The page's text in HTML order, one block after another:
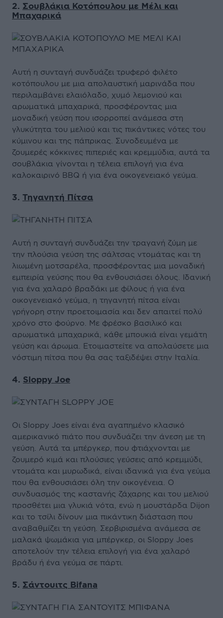
2. Σουβλάκια Κοτόπουλου με Μέλι και
Μπαχαρικά
Αυτή η συνταγή συνδυάζει τρυφερό φιλέτο
κοτόπουλου με μια απολαυστική μαρινάδα που
περιλαμβάνει ελαιόλαδο, χυμό λεμονιού και
αρωματικά μπαχαρικά, προσφέροντας μια
μοναδική γεύση που ισορροπεί ανάμεσα στη
γλυκύτητα του μελιού και τις πικάντικες νότες του
κύμινου και της πάπρικας. Συνοδευμένα με
ζουμερές κόκκινες πιπεριές και κρεμμύδια, αυτά τα
σουβλάκια γίνονται η τέλεια επιλογή για ένα
καλοκαιρινό BBQ ή για ένα οικογενειακό γεύμα.
3. Τηγανητή Πίτσα
Αυτή η συνταγή συνδυάζει την τραγανή ζύμη με
την πλούσια γεύση της σάλτσας ντομάτας και τη
λιωμένη μοτσαρέλα, προσφέροντας μια μοναδική
εμπειρία γεύσης που θα ενθουσιάσει όλους. Ιδανική
για ένα χαλαρό βραδάκι με φίλους ή για ένα
οικογενειακό γεύμα, η τηγανητή πίτσα είναι
γρήγορη στην προετοιμασία και δεν απαιτεί πολύ
χρόνο στο φούρνο. Με φρέσκο βασιλικό και
αρωματικά μπαχαρικά, κάθε μπουκιά είναι γεμάτη
γεύση και άρωμα. Ετοιμαστείτε να απολαύσετε μια
νόστιμη πίτσα που θα σας ταξιδέψει στην Ιταλία.
4. Sloppy Joe
Οι Sloppy Joes είναι ένα αγαπημένο κλασικό
αμερικανικό πιάτο που συνδυάζει την άνεση με τη
γεύση. Αυτά τα μπέργκερ, που φτιάχνονται με
ζουμερό κιμά και πλούσιες γεύσεις από κρεμμύδι,
ντομάτα και μυρωδικά, είναι ιδανικά για ένα γεύμα
που θα ενθουσιάσει όλη την οικογένεια. Ο
συνδυασμός της καστανής ζάχαρης και του μελιού
προσθέτει μια γλυκιά νότα, ενώ η μουστάρδα Dijon
και το τσίλι δίνουν μια πικάντικη διάσταση που
αναβαθμίζει τη γεύση. Σερβιρισμένα ανάμεσα σε
μαλακά ψωμάκια για μπέργκερ, οι Sloppy Joes
αποτελούν την τέλεια επιλογή για ένα χαλαρό
βράδυ ή ένα γεύμα σε πάρτι.
5. Σάντουιτς Bifana